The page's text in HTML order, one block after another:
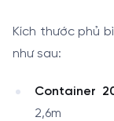
Kích thước phủ
như sau:
Container
2,6m